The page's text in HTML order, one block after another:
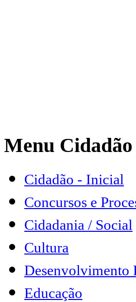
Menu Cidadão
Cidadão - Inicial
Concursos e
Cidadania / Social
Cultura
Desenvolvimento
Educação